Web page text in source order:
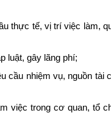
thực tế, vị trí việc làm,
luật, gây lãng phí;
cầu nhiệm vụ, nguồn tài
việc trong cơ quan, tổ